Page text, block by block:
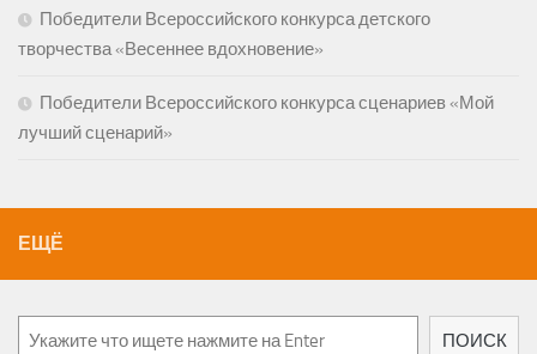
Победители Всероссийского конкурса детского
творчества «Весеннее вдохновение»
Победители Всероссийского конкурса сценариев «Мой
лучший сценарий»
ЕЩЁ
ПОИСК